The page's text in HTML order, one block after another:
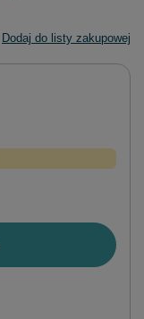
Dodaj do listy zakupowej